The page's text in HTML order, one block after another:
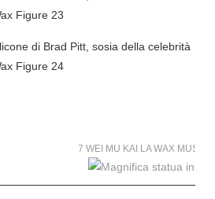
7 WEI MU KAI LA WAX